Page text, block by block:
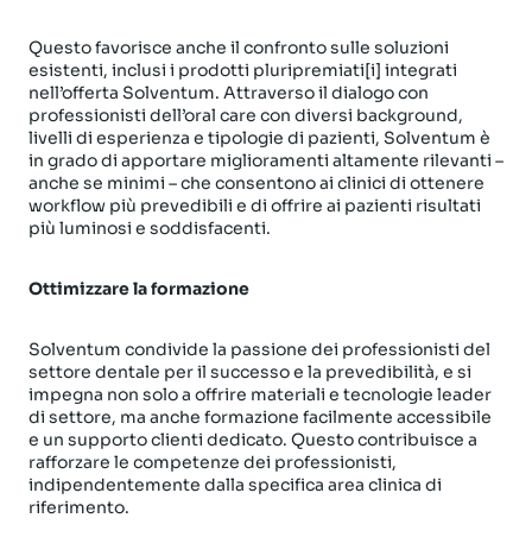
Questo favorisce anche il confronto sulle soluzioni
esistenti, inclusi i prodotti pluripremiati[i] integrati
nell’offerta Solventum. Attraverso il dialogo con
professionisti dell’oral care con diversi background,
livelli di esperienza e tipologie di pazienti, Solventum è
in grado di apportare miglioramenti altamente rilevanti –
anche se minimi – che consentono ai clinici di ottenere
workflow più prevedibili e di offrire ai pazienti risultati
più luminosi e soddisfacenti.
Ottimizzare la formazione
Solventum condivide la passione dei professionisti del
settore dentale per il successo e la prevedibilità, e si
impegna non solo a offrire materiali e tecnologie leader
di settore, ma anche formazione facilmente accessibile
e un supporto clienti dedicato. Questo contribuisce a
rafforzare le competenze dei professionisti,
indipendentemente dalla specifica area clinica di
riferimento.